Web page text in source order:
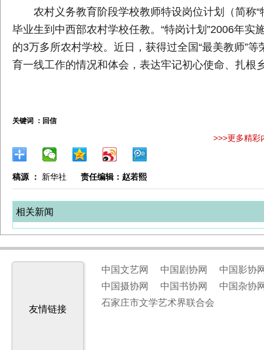
农村义务教育阶段学校教师特设岗位计划（简称
毕业生到中西部农村学校任教。“特岗计划”2006年
的3万多所农村学校。近日，获得过全国“最美教师”
育一线工作的情况和体会，表达牢记初心使命、扎根
关键词 ： 回信
>>>更多精彩
稿源 ： 新华社 责任编辑：赵若熙
相关新闻
友情链接
中国文艺网 中国剧协网
中国影协
中国摄协网
中国书协网
中国杂协
石家庄市文学艺术界联合会